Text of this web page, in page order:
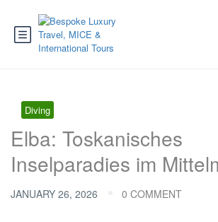
Diving
Elba: Toskanisches
Inselparadies im
JANUARY 26, 2026 0 COMMENT